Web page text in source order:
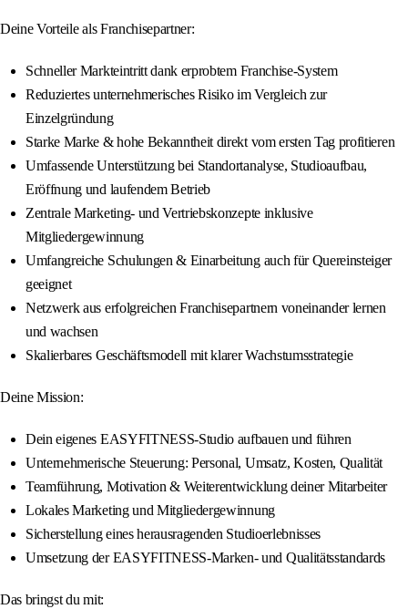
Deine Vorteile als Franchisepartner:
Schneller Markteintritt dank erprobtem Franchise-System
Reduziertes unternehmerisches Risiko im Vergleich zur
Einzelgründung
Starke Marke & hohe Bekanntheit direkt vom ersten Tag profitieren
Umfassende Unterstützung bei Standortanalyse, Studioaufbau,
Eröffnung und laufendem Betrieb
Zentrale Marketing- und Vertriebskonzepte inklusive
Mitgliedergewinnung
Umfangreiche Schulungen & Einarbeitung auch für Quereinsteiger
geeignet
Netzwerk aus erfolgreichen Franchisepartnern voneinander lernen
und wachsen
Skalierbares Geschäftsmodell mit klarer Wachstumsstrategie
Deine Mission:
Dein eigenes EASYFITNESS-Studio aufbauen und führen
Unternehmerische Steuerung: Personal, Umsatz, Kosten, Qualität
Teamführung, Motivation & Weiterentwicklung deiner Mitarbeiter
Lokales Marketing und Mitgliedergewinnung
Sicherstellung eines herausragenden Studioerlebnisses
Umsetzung der EASYFITNESS-Marken- und Qualitätsstandards
Das bringst du mit: